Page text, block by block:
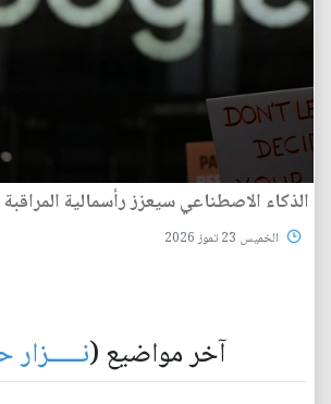
الذكاء الاصطناعي سيعزز رأسمالية المراقبة
الخميس 23 تموز 2026
آخر مواضيع (